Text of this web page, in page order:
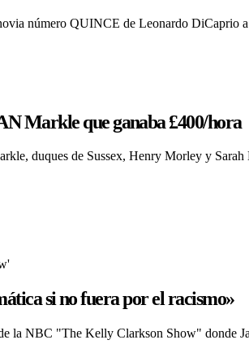
número QUINCE de Leonardo DiCaprio
Markle que ganaba £400/hora
duques de Sussex, Henry Morley y Sarah
si no fuera por el racismo»
la NBC "The Kelly Clarkson Show" donde